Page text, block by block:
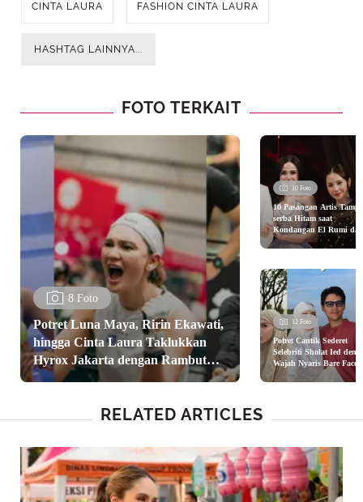
CINTA LAURA FASHION CINTA LAURA
HASHTAG LAINNYA...
FOTO TERKAIT
8 Foto
Potret Luna Maya, Ririn Ekawati,
hingga Cinta Laura Taklukkan
Hyrox Jakarta dengan Rambut
Anti Gerah dan Modis
10 Foto
10 Pasangan Artis
serba Hitam saat
Kondangan El Rumi dan
Syifa Hadju dari Nagita
12 Foto
Potret Cantik Sederet
Selebriti Sholat Ied
Wajah Nyaris Bare Face,
dari Luna Maya hingga
RELATED ARTICLES